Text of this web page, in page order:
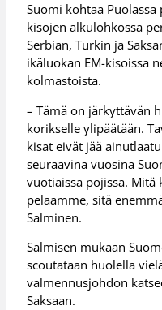
Suomi kohtaa
kisojen alkulohkossa
Serbian, Turkin ja
ikäluokan EM-kisoissa
kolmastoista.
– Tämä on järkyttävän
korikselle ylipäätään.
kisat eivät jää
seuraavina vuosina
vuotiaissa pojissa.
pelaamme, sitä
Salminen.
Salmisen mukaan
scoutataan huolella
valmennusjohdon
Saksaan.